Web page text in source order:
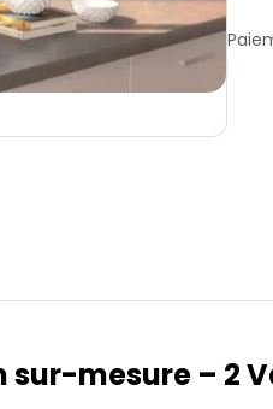
sur-mesure – 2